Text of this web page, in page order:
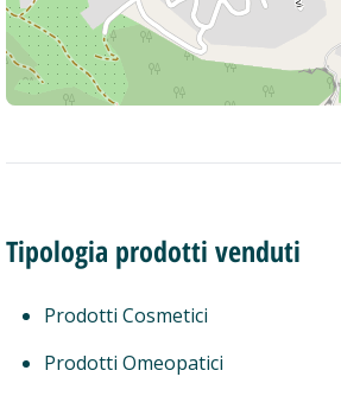
Tipologia prodotti venduti
Prodotti Cosmetici
Prodotti Omeopatici